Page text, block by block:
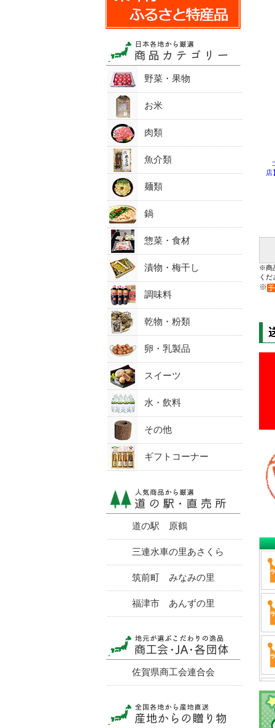
野菜・果物
お米
肉類
魚介類
麺類
鍋
惣菜・食材
漬物・梅干し
調味料
乾物・粉類
卵・乳製品
スイーツ
水・飲料
その他
ギフトコーナー
道の駅 原鶴
三連水車の里あさくら
筑前町 みなみの里
福津市 あんずの里
佐賀県商工会連合会
店
※商
くだ
※